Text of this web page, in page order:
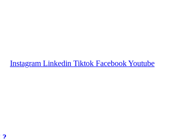
Instagram Linkedin Tiktok FacebookYoutube